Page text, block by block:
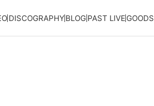
DISCOGRAPHYBLOG PAST LIVE GOODS